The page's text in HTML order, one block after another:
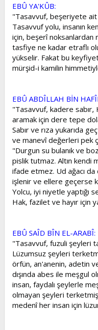
EBÛ YA'KÛB:
"Tasavvuf, beşeriyete ait
Tasavvuf yolu, insanın
için, beşerî
tasfiye ne kadar etraflı
yükselir. Fakat bu
mürşid-i kamilin
EBÛ ABDÎLLAH BİN
"Tasavvuf, kadere sabır,
aramak için dere tepe
Sabır ve rıza yukarıda
ve manevî değerleri pek
"Durgun su bulanık ve
pislik tutmaz. Altın kendi
ifade etmez. Ud ağacı da
işlenir ve ellere geçerse
Yolcu, iyi niyetle yaptığı
Hak, fazilet ve hayır için
EBÛ SAÎD BÎN EL-ARABÎ:
"Tasavvuf, fuzuli şeyleri
Lüzumsuz şeyleri
örfün, an'anenin, adetin
dışında abes ile meşgul
insan, faydalı şeylerle
olmayan şeyleri
medenî her insan için